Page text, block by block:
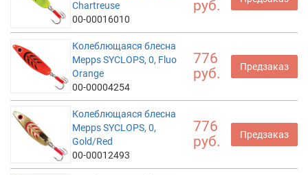
Chartreuse
00-00016010
руб.
Колеблющаяся блесна
Mepps SYCLOPS, 0, Fluo
Orange
00-00004254
776
руб.
Предзаказ
Колеблющаяся блесна
Mepps SYCLOPS, 0,
Gold/Red
00-00012493
776
руб.
Предзаказ